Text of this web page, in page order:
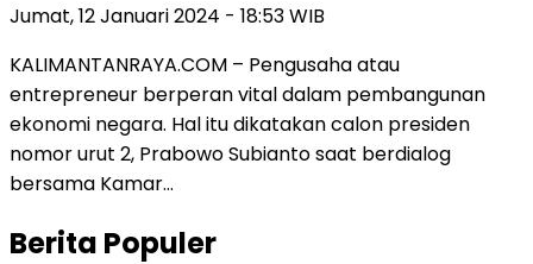
Jumat, 12 Januari 2024 - 18:53 WIB
KALIMANTANRAYA.COM – Pengusaha atau
entrepreneur berperan vital dalam pembangunan
ekonomi negara. Hal itu dikatakan calon presiden
nomor urut 2, Prabowo Subianto saat berdialog
bersama Kamar…
Berita Populer